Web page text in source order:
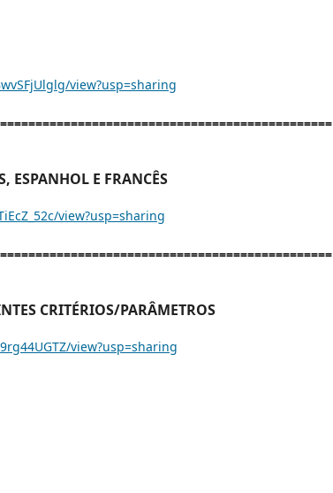
view?usp=sharing
ESPANHOL E FRANCÊS
view?usp=sharing
CRITÉRIOS/PARÂMETROS
view?usp=sharing